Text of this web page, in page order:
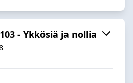
- Ykkösiä ja nollia